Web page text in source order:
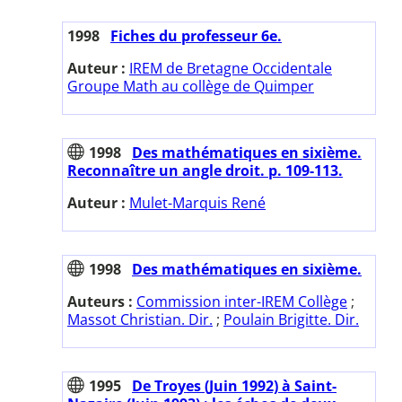
1998 Fiches du professeur 6e.
Auteur : IREM de Bretagne Occidentale
Groupe Math au collège de Quimper
1998 Des mathématiques en sixième.
Reconnaître un angle droit. p. 109-113.
Auteur : Mulet-Marquis René
1998 Des mathématiques en sixième.
Auteurs : Commission inter-IREM Collège ;
Massot Christian. Dir. ; Poulain Brigitte. Dir.
1995 De Troyes (Juin 1992) à Saint-